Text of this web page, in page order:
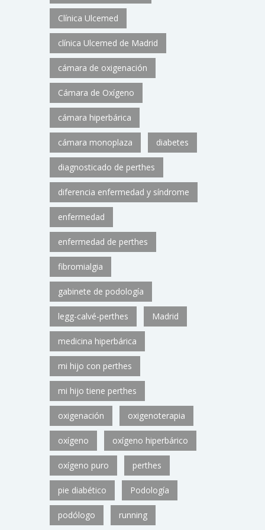
Clínica Ulcemed
clínica Ulcemed de Madrid
cámara de oxigenación
Cámara de Oxígeno
cámara hiperbárica
cámara monoplaza diabetes
diagnosticado de perthes
diferencia enfermedad y síndrome
enfermedad
enfermedad de perthes
fibromialgia
gabinete de podología
legg-calvé-perthes Madrid
medicina hiperbárica
mi hijo con perthes
mi hijo tiene perthes
oxigenación oxigenoterapia
oxígeno oxígeno hiperbárico
oxígeno puro perthes
pie diabético Podología
podólogo running